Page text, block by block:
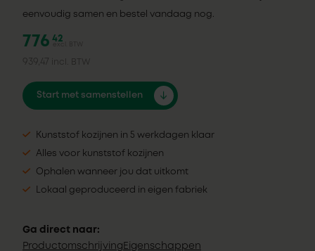
eenvoudig samen en bestel vandaag nog.
776 42
excl. BTW
939,47 incl. BTW
Start met samenstellen
Kunststof kozijnen in 5 werkdagen klaar
Alles voor kunststof kozijnen
Ophalen wanneer jou dat uitkomt
Lokaal geproduceerd in eigen fabriek
Ga direct naar:
Productomschrijving Eigenschappen